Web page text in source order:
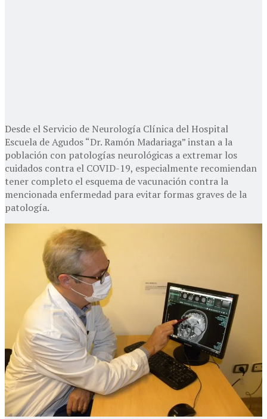
Desde el Servicio de Neurología Clínica del Hospital
Escuela de Agudos “Dr. Ramón Madariaga” instan a la
población con patologías neurológicas a extremar los
cuidados contra el COVID-19, especialmente recomiendan
tener completo el esquema de vacunación contra la
mencionada enfermedad para evitar formas graves de la
patología.